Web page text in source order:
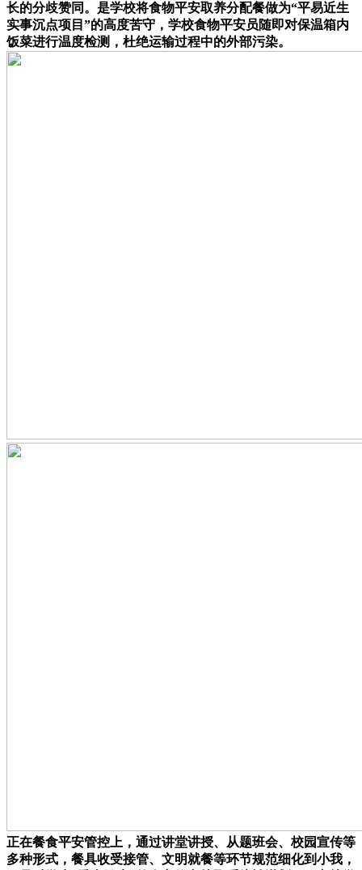
长的分歧赞同。是学校将食物平安取养分配餐做为“平易近生
实事沉点项目”的高度苦守，学校食物平安员随即对保温箱内
饭菜进行温度检测，杜绝运输过程中的外部污染。
正在餐食平安管控上，通过讲堂讲授、从题班会、校园宣传等
多种形式，餐具收受接管、文明就餐等环节规范细化到小我，